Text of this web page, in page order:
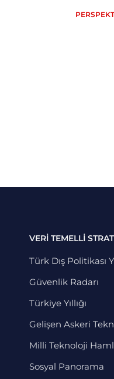
VERİ TEMELLİ
Türk Dış Politikası
Güvenlik Radarı
Türkiye Yıllığı
Gelişen Askeri
Milli Teknoloji
Sosyal Panorama